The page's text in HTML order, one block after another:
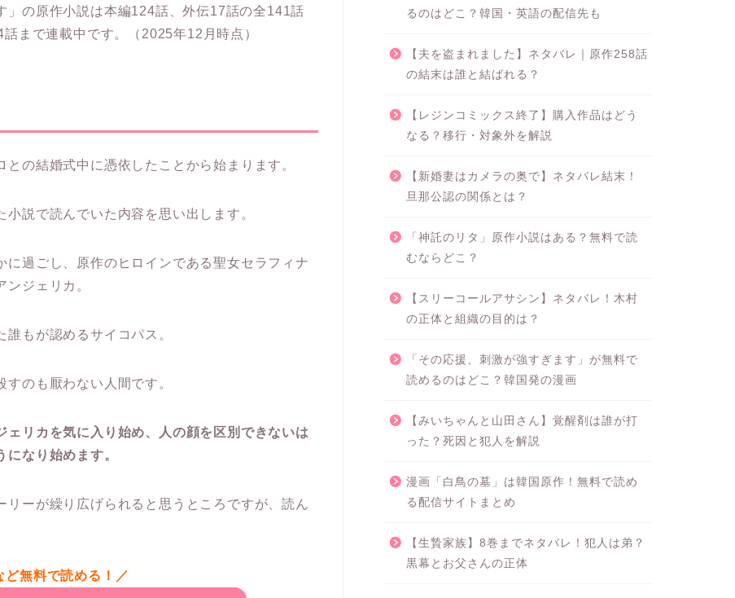
」の原作小説は本編124話、外伝17話の全141話
まで連載中です。（2025年12月時点）
の結婚式中に憑依したことから始まります。
説で読んでいた内容を思い出します。
過ごし、原作のヒロインである聖女セラフィナ
ジェリカ。
もが認めるサイコパス。
のも厭わない人間です。
ェリカを気に入り始め、人の顔を区別できないは
なり始めます。
リーが繰り広げられると思うところですが、読ん
ど無料で読める！／
るのはどこ？韓国・英語の配信先も
【夫を盗まれました】ネタバレ｜原作258話
の結末は誰と結ばれる？
【レジンコミックス終了】購入作品はどう
なる？移行・対象外を解説
【新婚妻はカメラの奥で】ネタバレ結末！
旦那公認の関係とは？
「神託のリタ」原作小説はある？無料で読
むならどこ？
【スリーコールアサシン】ネタバレ！木村
の正体と組織の目的は？
「その応援、刺激が強すぎます」が無料で
読めるのはどこ？韓国発の漫画
【みいちゃんと山田さん】覚醒剤は誰が打
った？死因と犯人を解説
漫画「白鳥の墓」は韓国原作！無料で読め
る配信サイトまとめ
【生贄家族】8巻までネタバレ！犯人は弟？
黒幕とお父さんの正体